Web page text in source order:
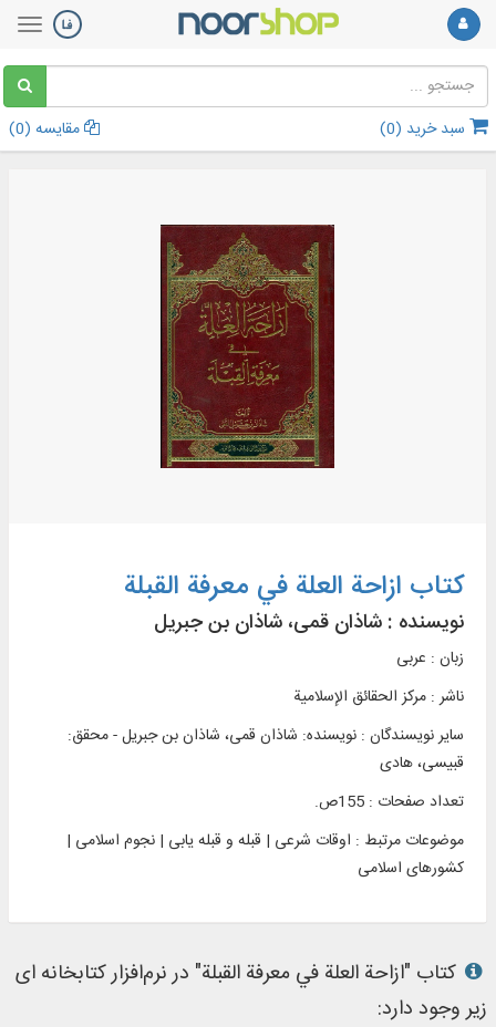
سبد خرید (0
) مقایسه (0
)
کتاب ازاحة العلة في معرفة القبلة
نویسنده : شاذان قمی، شاذان بن جبریل
زبان : عربی
ناشر : مرکز الحقائق الإسلامیة
سایر نویسندگان : نویسنده: شاذان قمی، شاذان بن جبریل - محقق:
قبیسی، هادی
تعداد صفحات : 155ص.
موضوعات مرتبط : اوقات شرعی | قبله و قبله یابی | نجوم اسلامی |
کشورهای اسلامی
کتاب "ازاحة العلة في معرفة القبلة" در نرم‌افزار کتابخانه ای
زیر وجود دارد: